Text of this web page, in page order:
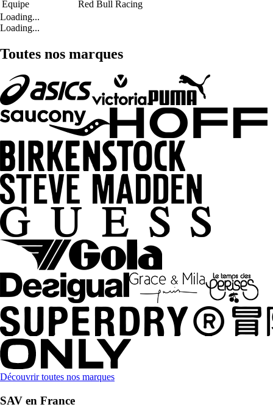
Équipe
Red Bull Racing
Loading...
Loading...
Toutes nos marques
Découvrir toutes nos marques
SAV en France